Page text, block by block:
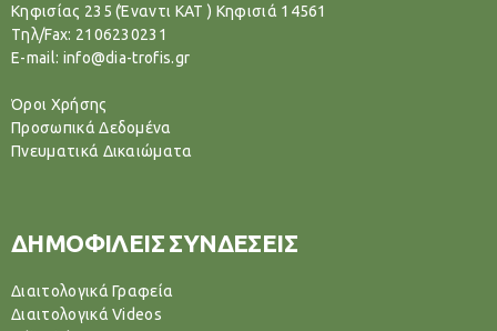
Κηφισίας 235 (Έναντι ΚΑΤ ) Κηφισιά 14561
Tηλ/Fax: 2106230231
E-mail: info@dia-trofis.gr
Όροι Χρήσης
Προσωπικά Δεδομένα
Πνευματικά Δικαιώματα
ΔΗΜΟΦΙΛΕΙΣ ΣΥΝΔΕΣΕΙΣ
Διαιτολογικά Γραφεία
Διαιτολογικά Videos